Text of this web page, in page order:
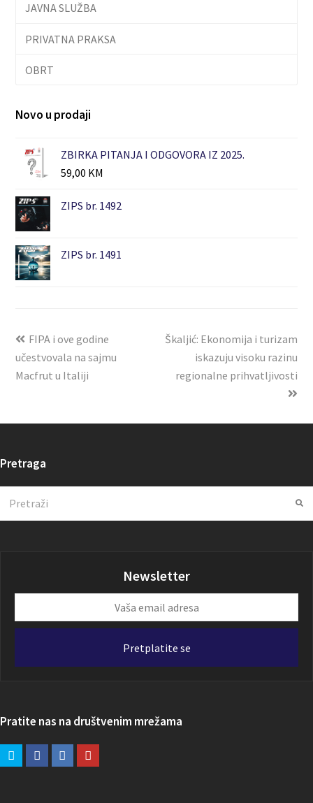
JAVNA SLUŽBA
PRIVATNA PRAKSA
OBRT
Novo u prodaji
ZBIRKA PITANJA I ODGOVORA IZ 2025.
59,00 KM
ZIPS br. 1492
ZIPS br. 1491
FIPA i ove godine
učestvovala na sajmu
Macfrut u Italiji
Škaljić: Ekonomija i turizam
iskazuju visoku razinu
regionalne prihvatljivosti
Pretraga
Newsletter
email
Pretplatite se
Pratite nas na društvenim mrežama